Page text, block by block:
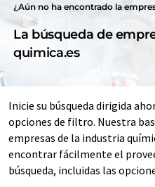
¿Aún no ha encontrado la
La búsqueda de
quimica.es
Inicie su búsqueda dirigida
opciones de filtro. Nuestra
empresas de la industria
encontrar fácilmente el
búsqueda, incluidas las